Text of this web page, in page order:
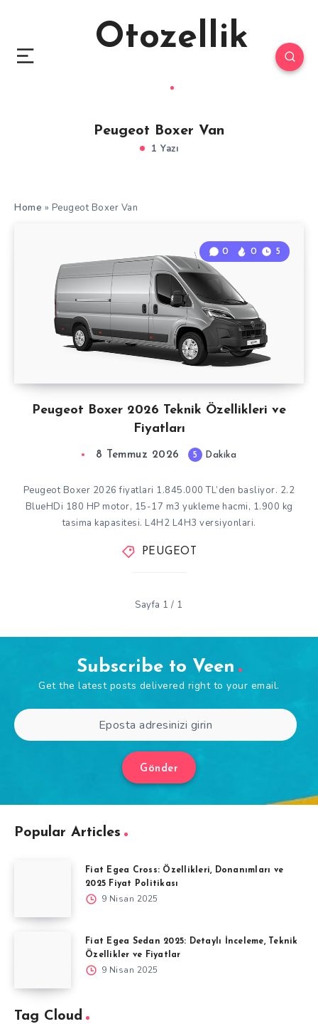
Otozellik
Peugeot Boxer Van
1 Yazı
Home » Peugeot Boxer Van
Peugeot Boxer 2026 Teknik Özellikleri ve
Fiyatları
0 0 5
8 Temmuz 2026 5 Dakika
Peugeot Boxer 2026 fiyatlari 1.845.000 TL’den basliyor. 2.2
BlueHDi 180 HP motor, 15-17 m3 yukleme hacmi, 1.900 kg
tasima kapasitesi. L4H2 L4H3 versiyonlari.
PEUGEOT
Sayfa 1 / 1
Subscribe to Veen
Get the latest posts delivered right to your email.
Gönder
Popular Articles
Fiat Egea Cross: Özellikleri, Donanımları ve
2025 Fiyat Politikası
9 Nisan 2025
Fiat Egea Sedan 2025: Detaylı İnceleme, Teknik
Özellikler ve Fiyatlar
9 Nisan 2025
Tag Cloud